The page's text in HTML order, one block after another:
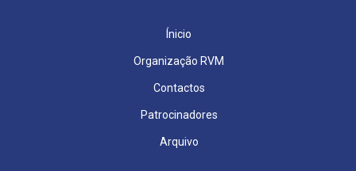
Ínicio
Organização RVM
Contactos
Patrocinadores
Arquivo